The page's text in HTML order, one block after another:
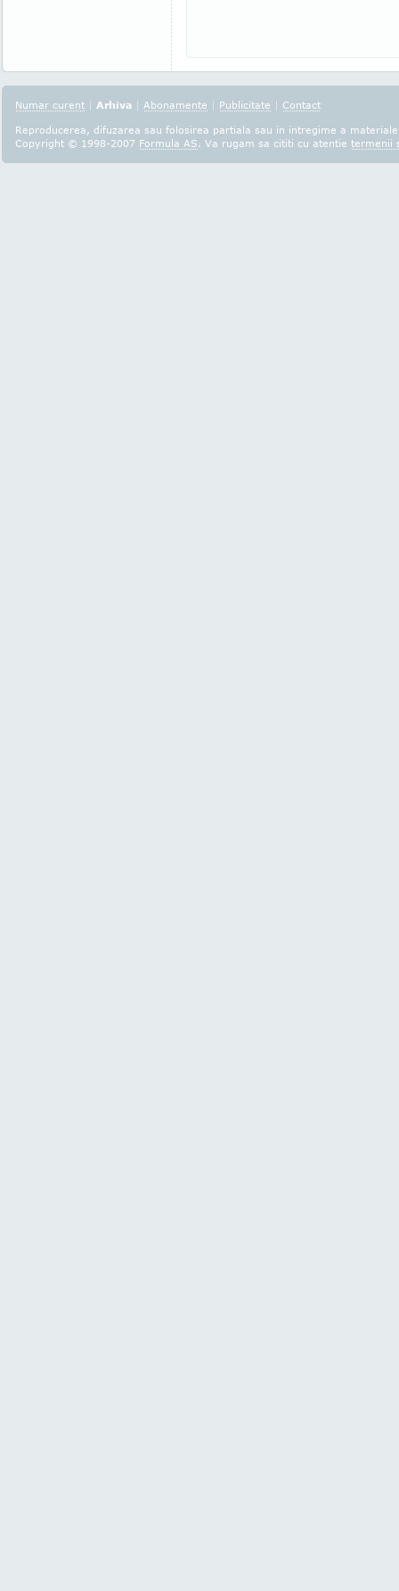
Numar curent | Arhiva | Abonamente | Publicitate | Contact
Reproducerea, difuzarea sau folosirea partiala sau in intregime a
Copyright © 1998-2007 Formula AS. Va rugam sa cititi cu atentie termenii